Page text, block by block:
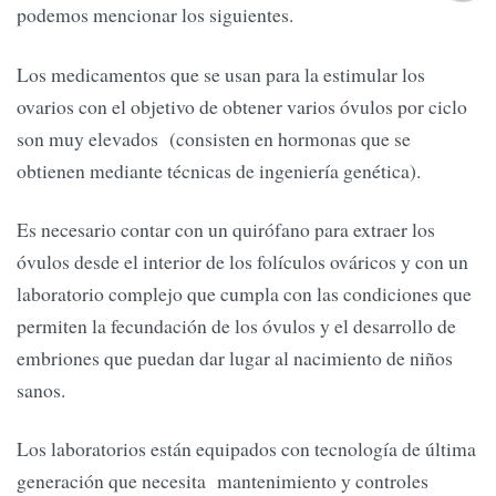
podemos mencionar los siguientes.
Los medicamentos que se usan para la estimular los
ovarios con el objetivo de obtener varios óvulos por ciclo
son muy elevados (consisten en hormonas que se
obtienen mediante técnicas de ingeniería genética).
Es necesario contar con un quirófano para extraer los
óvulos desde el interior de los folículos ováricos y con un
laboratorio complejo que cumpla con las condiciones que
permiten la fecundación de los óvulos y el desarrollo de
embriones que puedan dar lugar al nacimiento de niños
sanos.
Los laboratorios están equipados con tecnología de última
generación que necesita mantenimiento y controles